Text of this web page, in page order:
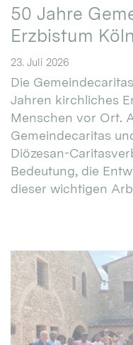
50 Jahre
Erzbistum Köln
23. Juli 2026
Die
Jahren kirchliches
Menschen vor Ort.
Gemeindecaritas
Diözesan-
Bedeutung, die
dieser wichtigen